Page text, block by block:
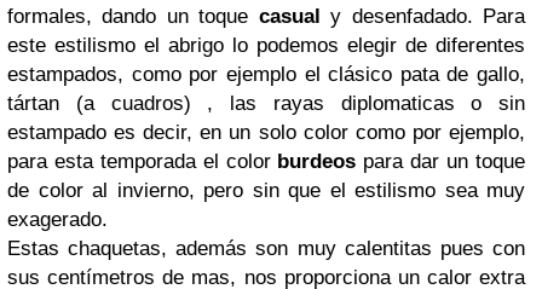
formales, dando un toque casual y desenfadado. Para
este estilismo el abrigo lo podemos elegir de diferentes
estampados, como por ejemplo el clásico pata de gallo,
tártan (a cuadros) , las rayas diplomaticas o sin
estampado es decir, en un solo color como por ejemplo,
para esta temporada el color burdeos para dar un toque
de color al invierno, pero sin que el estilismo sea muy
exagerado.
Estas chaquetas, además son muy calentitas pues con
sus centímetros de mas, nos proporciona un calor extra